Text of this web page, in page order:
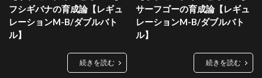
フシギバナの育成論【レギュ
レーションM-B/ダブルバト
ル】
続きを読む
サーフゴーの育成論【レギュ
レーションM-B/ダブルバト
ル】
続きを読む